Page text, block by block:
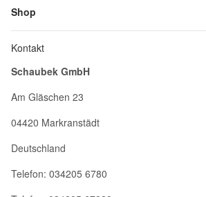
Shop
Kontakt
Schaubek GmbH
Am Gläschen 23
04420 Markranstädt
Deutschland
Telefon: 034205 6780